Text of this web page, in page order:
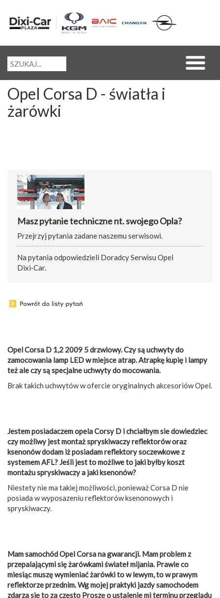
Opel Corsa D - światła i
żarówki
Masz pytanie techniczne nt. swojego Opla?
Przejrzyj pytania zadane naszemu serwisowi.
Na pytania odpowiedzieli Doradcy Serwisu Opel
Dixi‑Car.
Opel Corsa D 1,2 2009 5 drzwiowy. Czy są uchwyty do
zamocowania lamp LED w miejsce atrap. Atrapkę kupię i lampy
też ale czy są specjalne uchwyty do mocowania.
Brak takich uchwytów w ofercie oryginalnych akcesoriów Opel.
Jestem posiadaczem opela Corsy D i chciałbym sie dowiedziec
czy możliwy jest montaż spryskiwaczy reflektorów oraz
ksenonów dodam iż posiadam reflektory soczewkowe z
systemem AFL? Jeśli jest to możliwe to jaki byłby koszt
montażu spryskiwaczy a jaki ksenonów?
Niestety nie ma takiej możliwości, ponieważ Corsa D nie
posiada w wyposazeniu reflektorów ksenonowych i
spryskiwaczy.
Mam samochód Opel Corsa na gwarancji. Mam problem z
przepalającymi się żarówkami świateł mijania. Prawie co
miesiąc muszę wymieniać żarówki to w lewym, to w prawym
reflektorze przednim. Wg mojej praktyki jazdy samochodem
zdarza się to za często Proszę o ustalenie mi terminu przeglądu